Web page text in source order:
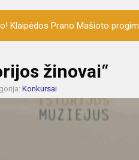
Klaipėdos Prano Mašioto
žinovai“
Konkursai